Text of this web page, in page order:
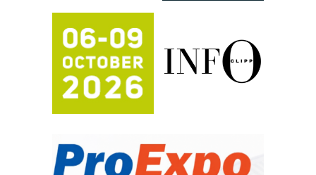
Potpuna efikasnost bez složenih
sistema
Trajna oznaka kao dugoročna korist
Bezbednost na prvom mestu!
IB BLUMENAUER - više od 40 godina
poverenja u industriji
– Pametna signalizacija za efikasnije
upravljanje mašinama